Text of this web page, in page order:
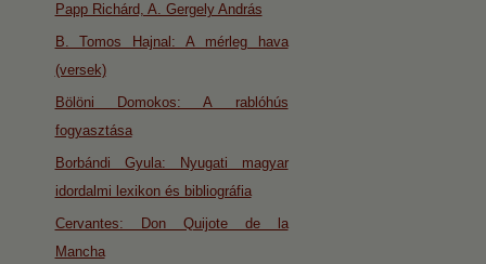
Papp Richárd, A. Gergely András
B. Tomos Hajnal: A mérleg hava
(versek)
Bölöni Domokos: A rablóhús
fogyasztása
Borbándi Gyula: Nyugati magyar
idordalmi lexikon és bibliográfia
Cervantes: Don Quijote de la
Mancha